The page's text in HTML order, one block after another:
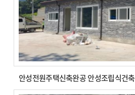
안성전원주택신축완공 안성조립식건축